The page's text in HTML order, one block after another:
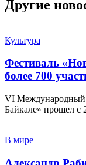
Другие
Культура
Фестиваль
более 700
VI Международный
Байкале» прошел
В мире